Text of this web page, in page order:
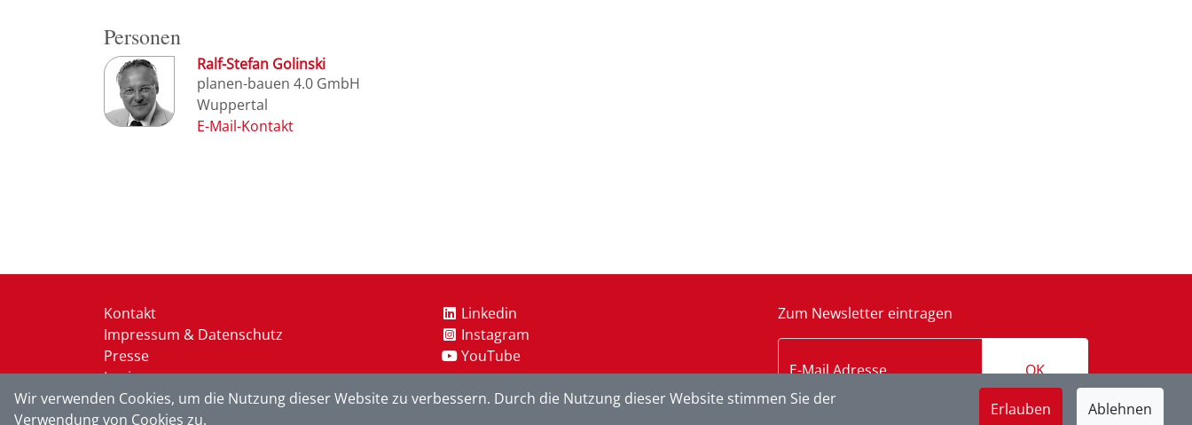
Personen
Ralf-Stefan Golinski
planen-bauen 4.0 GmbH
Wuppertal
Kontakt
Impressum & Datenschutz
Presse
Login
Linkedin
Instagram
YouTube
Zum Newsletter eintragen
OK
Wir verwenden Cookies, um die Nutzung dieser Website zu verbessern. Durch die Nutzung dieser Website stimmen Sie der
Verwendung von Cookies zu.
Erlauben Ablehnen